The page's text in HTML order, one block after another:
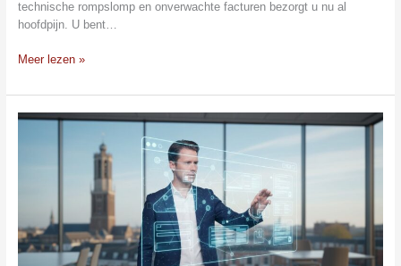
technische rompslomp en onverwachte facturen bezorgt u nu al
hoofdpijn. U bent…
Meer lezen »
Maatwerk
Investering
die
Zichzelf
Terugverdient